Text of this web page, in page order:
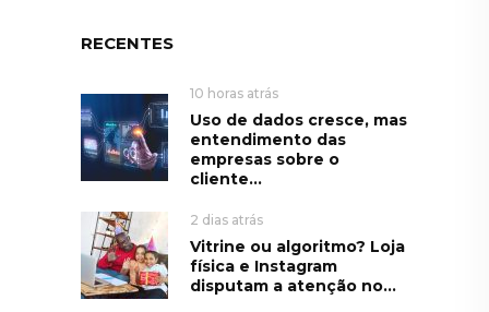
RECENTES
10 horas atrás
Uso de dados cresce, mas
entendimento das
empresas sobre o
cliente...
2 dias atrás
Vitrine ou algoritmo? Loja
física e Instagram
disputam a atenção no...